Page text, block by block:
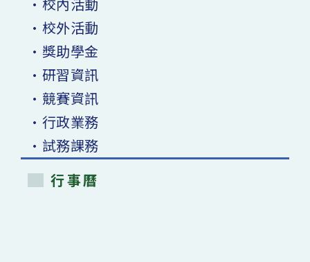
•校外活動
•獎助學金
•研習資訊
•競賽資訊
•行政業務
•試務課務
行事曆